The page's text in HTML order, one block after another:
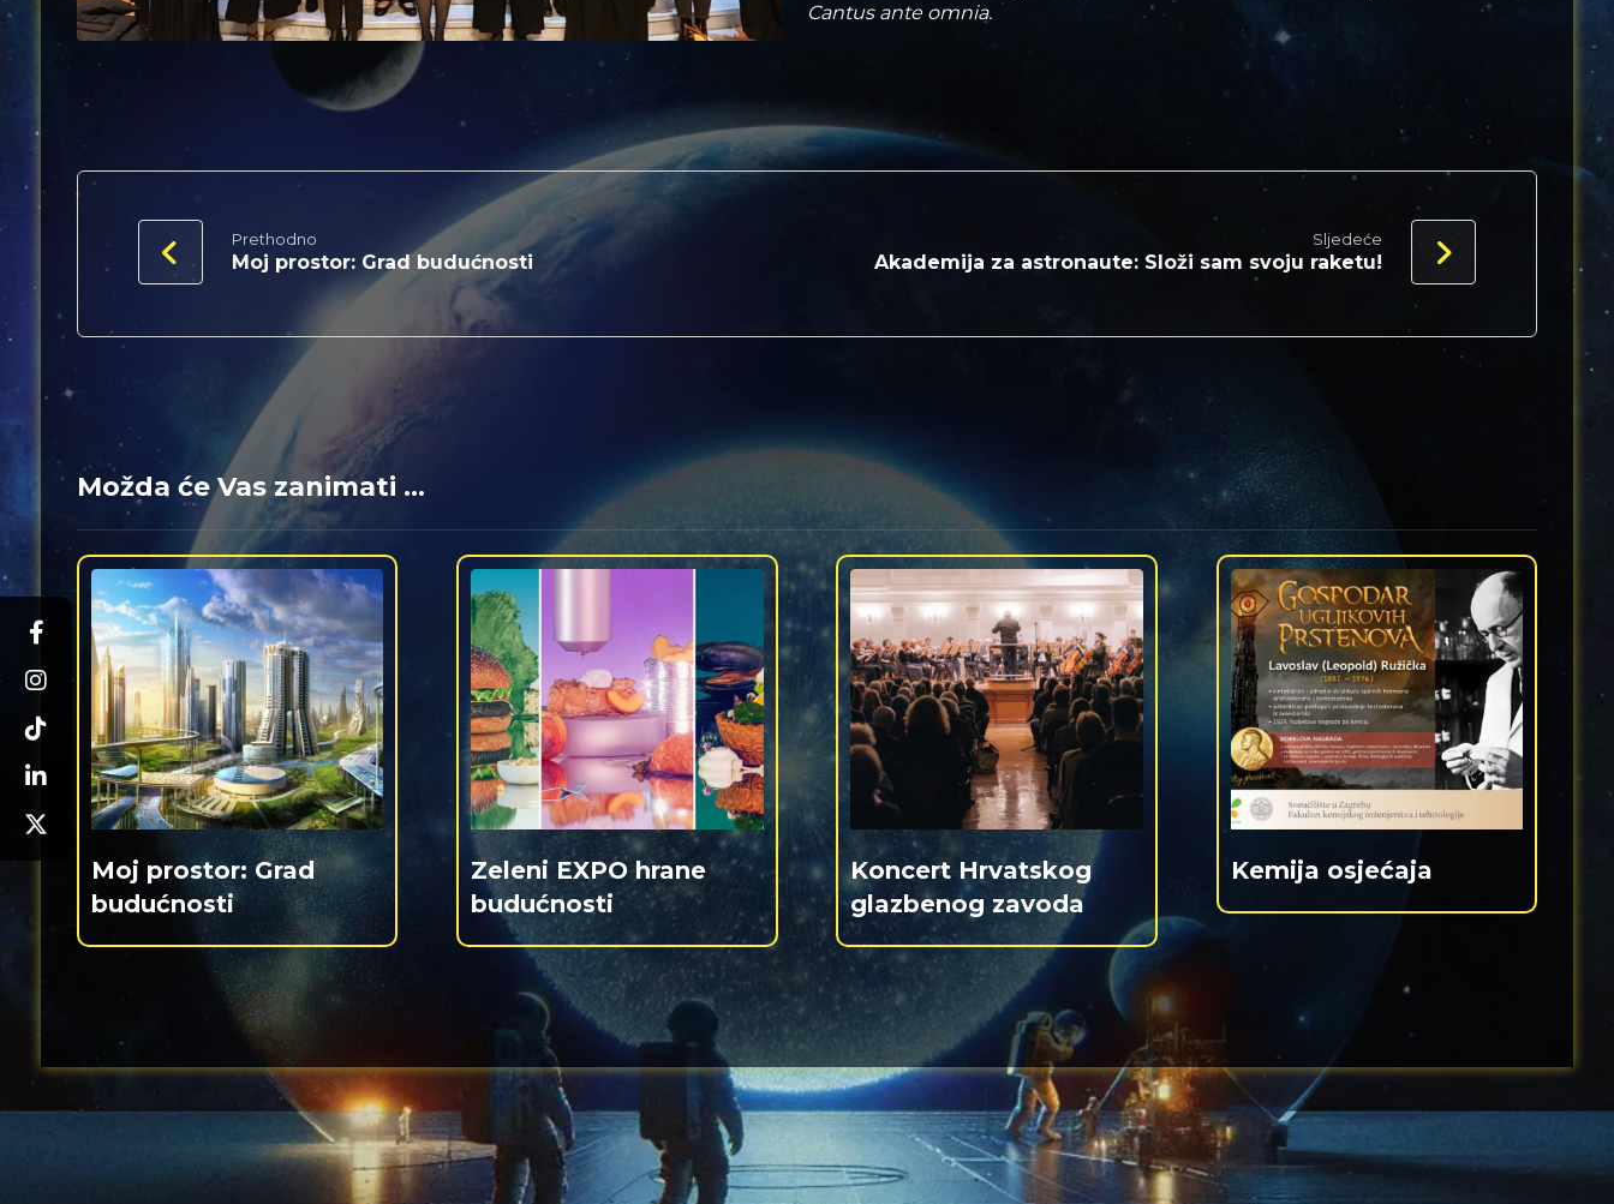
Cantus ante omnia.
Prethodno
Moj prostor: Grad budućnosti
Sljedeće
Akademija za astronaute: Složi sam svoju raketu!
Možda će Vas zanimati ...
Moj prostor: Grad
budućnosti
Zeleni EXPO hrane
budućnosti
Koncert Hrvatskog
glazbenog zavoda
Kemija osjećaja